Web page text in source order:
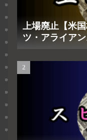
上場廃止【米
ツ・アライア